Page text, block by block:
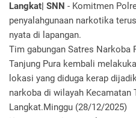
Langkat| SNN - Komitmen
penyalahgunaan narkotika
nyata di lapangan.
Tim gabungan Satres Narkoba
Tanjung Pura kembali
lokasi yang diduga kerap
narkoba di wilayah Kecamatan
Langkat.Minggu (28/12/2025)